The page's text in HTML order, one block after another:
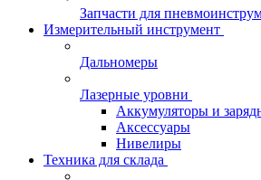
Запчасти для
Измерительный инструмент
Дальномеры
Лазерные уровни
Аккумуляторы и
Аксессуары
Нивелиры
Техника для склада